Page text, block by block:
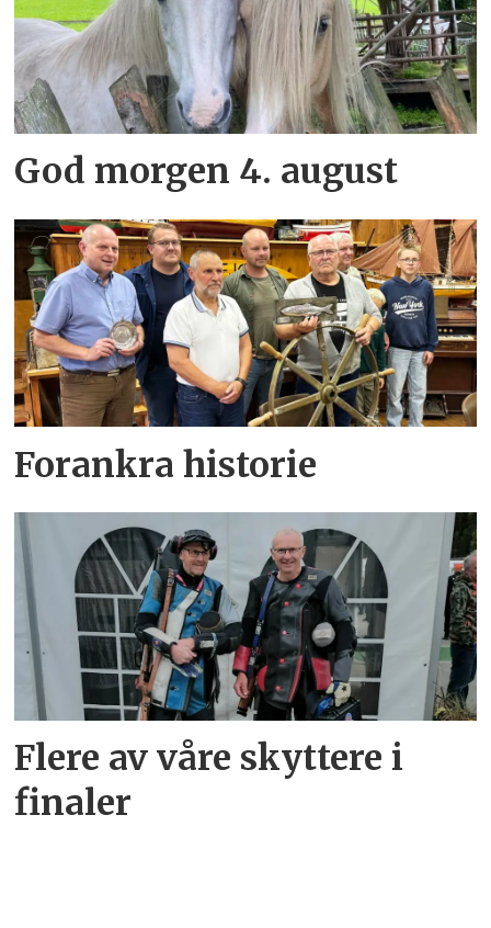
God morgen 4. august
Forankra historie
Flere av våre skyttere i
finaler